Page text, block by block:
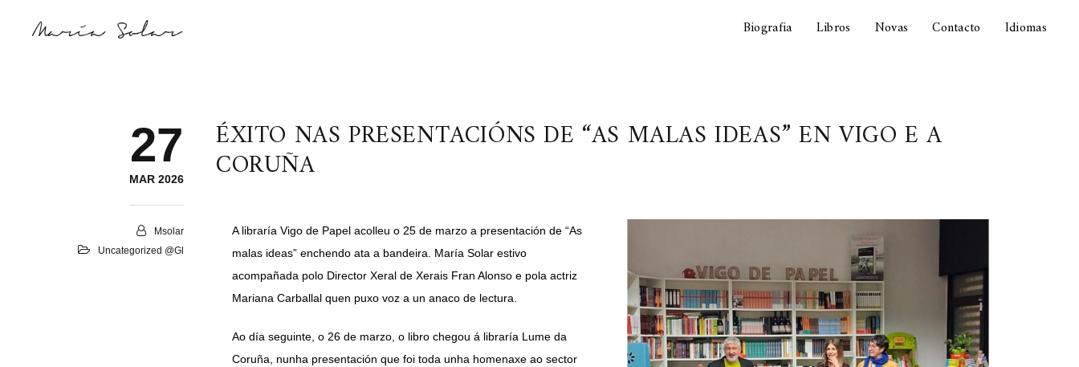
Biografia Libros Novas Contacto Idiomas
27
MAR 2026
Msolar
Uncategorized @gl
ÉXITO NAS PRESENTACIÓNS DE “AS MALAS IDEAS” EN VIGO E A
CORUÑA
A libraría Vigo de Papel acolleu o 25 de marzo a presentación de “As
malas ideas” enchendo ata a bandeira. María Solar estivo
acompañada polo Director Xeral de Xerais Fran Alonso e pola actriz
Mariana Carballal quen puxo voz a un anaco de lectura.
Ao día seguinte, o 26 de marzo, o libro chegou á libraría Lume da
Coruña, nunha presentación que foi toda unha homenaxe ao sector